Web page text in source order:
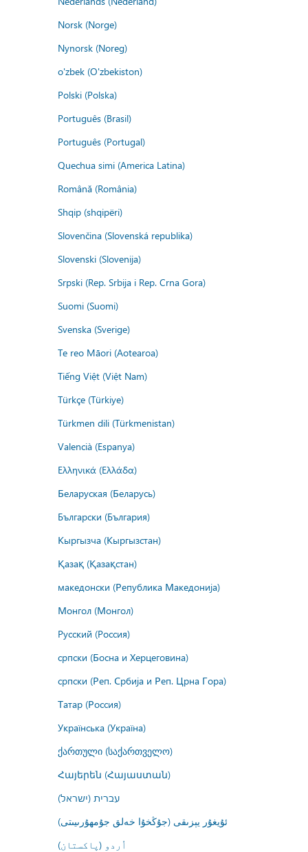
Norsk (Norge)
Nynorsk (Noreg)
o'zbek (O'zbekiston)
Polski (Polska)
Português (Brasil)
Português (Portugal)
Quechua simi (America Latina)
Română (România)
Shqip (shqipëri)
Slovenčina (Slovenská republika)
Slovenski (Slovenija)
Srpski (Rep. Srbija i Rep. Crna Gora)
Suomi (Suomi)
Svenska (Sverige)
Te reo Māori (Aotearoa)
Tiếng Việt (Việt Nam)
Türkçe (Türkiye)
Türkmen dili (Türkmenistan)
Valencià (Espanya)
Ελληνικά (Ελλάδα)
Беларуская (Беларусь)
Български (България)
Кыргызча (Кыргызстан)
Қазақ (Қазақстан)
македонски (Република Македонија)
Монгол (Монгол)
Русский (Россия)
српски (Босна и Херцеговина)
српски (Реп. Србија и Реп. Црна Гора)
Татар (Россия)
Українська (Україна)
ქართული (საქართველო)
Հայերեն (Հայաստան)
עברית (ישראל)
ئۇيغۇر يېزىقى (جۇڭخۇا خەلق جۇمھۇرىيىتى)
اُردو (پاکستان)